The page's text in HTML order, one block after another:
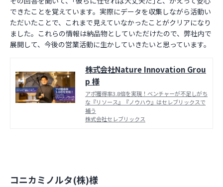
できたことを覚えています。実際にデータを収集しながら活動い
ただいたことで、これまで見えていなかったことがクリアになり
ました。これらの情報は納品物としていただけたので、弊社内で
展開して、今後の営業活動に生かしていきたいと思っています。
株式会社Nature Innovation Grou
p 様
アポ獲得率3.8倍を実現！ベンチャーが不足しがち
な『リソース』『ノウハウ』はセレブリックスで
補う
株式会社セレブリックス
コニカミノルタ(株)様